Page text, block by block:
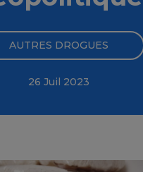
AUTRES DROGUES
26 Juil 2023